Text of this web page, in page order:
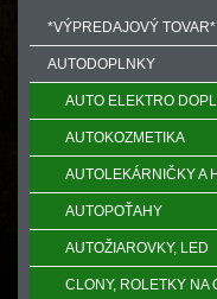
*VÝPREDAJOVÝ TOVAR*
AUTODOPLNKY
AUTO ELEKTRO
AUTOKOZMETIKA
AUTOLEKÁRNIČKY A
AUTOPOŤAHY
AUTOŽIAROVKY, LED
CLONY, ROLETKY NA